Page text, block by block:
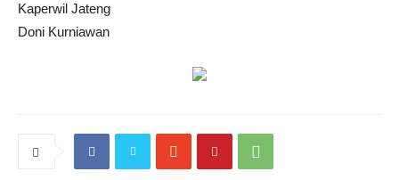
Kaperwil Jateng
Doni Kurniawan